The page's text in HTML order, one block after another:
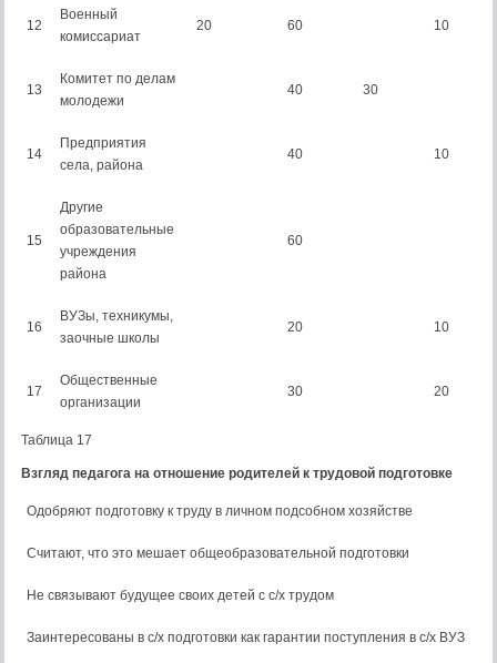
12
Военный
комиссариат
20 60 10
13
Комитет по делам
молодежи
40 30
14
Предприятия
села, района
40 10
15
Другие
образовательные
учреждения
района
60
16
ВУЗы, техникумы,
заочные школы
20 10
17
Общественные
организации
30 20
Таблица 17
Взгляд педагога на отношение родителей к трудовой подготовке
Одобряют подготовку к труду в личном подсобном хозяйстве
Считают, что это мешает общеобразовательной подготовки
Не связывают будущее своих детей с с/х трудом
Заинтересованы в с/х подготовки как гарантии поступления в с/х ВУЗ